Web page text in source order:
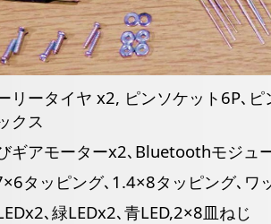
リータイヤ x2, ピンソケット6P､
クス
ギアモーターx2､Bluetoothモジュ
タッピング､1.4×8タッピング､ワ
､緑LEDx2､青LED,2×8皿ねじ